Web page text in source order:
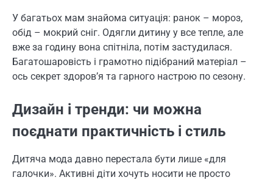
У багатьох мам знайома ситуація: ранок – мороз,
обід – мокрий сніг. Одягли дитину у все тепле, але
вже за годину вона спітніла, потім застудилася.
Багатошаровість і грамотно підібраний матеріал –
ось секрет здоров’я та гарного настрою по сезону.
Дизайн і тренди: чи можна
поєднати практичність і стиль
Дитяча мода давно перестала бути лише «для
галочки». Активні діти хочуть носити не просто